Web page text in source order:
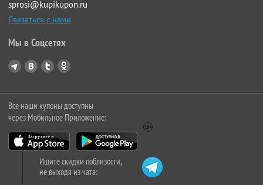
sprosi@kupikupon.ru
Связаться с нами
Мы в Соцсетях
Все наши купоны доступны
через Мобильное Приложение:
Ищите скидки поблизости,
не выходя из чата: